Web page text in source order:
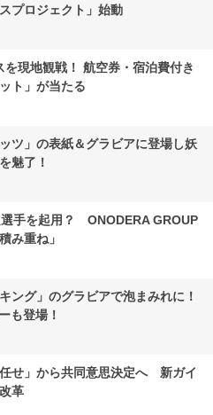
プロジェクト」始動
現地観戦！ 航空券・宿泊費付き
ト」が当たる
ツ」の表紙＆グラビアに登場し妖
魅了！
手を起用？ ONODERA GROUP
み重ね」
ング」のグラビアで泡まみれに！
も登場！
せ」から共同意思決定へ 新ガイ
革